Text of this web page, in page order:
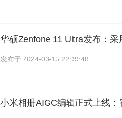
华硕Zenfone 11 Ultra发布：采
发布于 2024-03-15 22:39:48
小米相册AIGC编辑正式上线：